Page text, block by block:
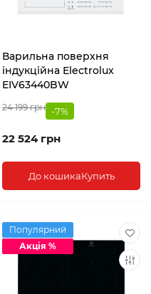
Варильна поверхня
індукційна Electrolux
EIV63440BW
24 199 грн -7%
22 524 грн
До кошикаКупить
Популярний
Акція %